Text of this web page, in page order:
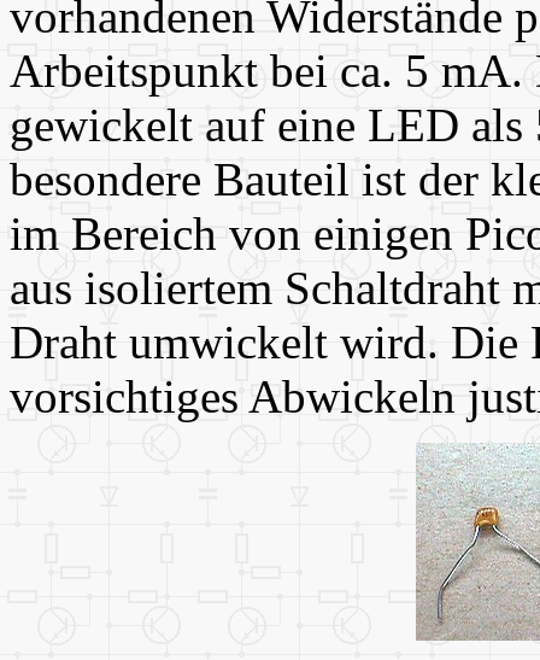
vorhandenen Widerstände
Arbeitspunkt bei ca. 5
gewickelt auf eine LED
besondere Bauteil ist der
im Bereich von einigen
aus isoliertem Schaltdraht
Draht umwickelt wird. Die
vorsichtiges Abwickeln